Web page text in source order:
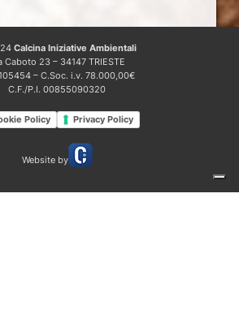
Calcina Iniziative Ambientali
Caboto 23 – 34147 TRIESTE
– C.Soc. i.v. 78.000,00€
C.F./P.I. 00855090320
Policy Privacy Policy
Website by